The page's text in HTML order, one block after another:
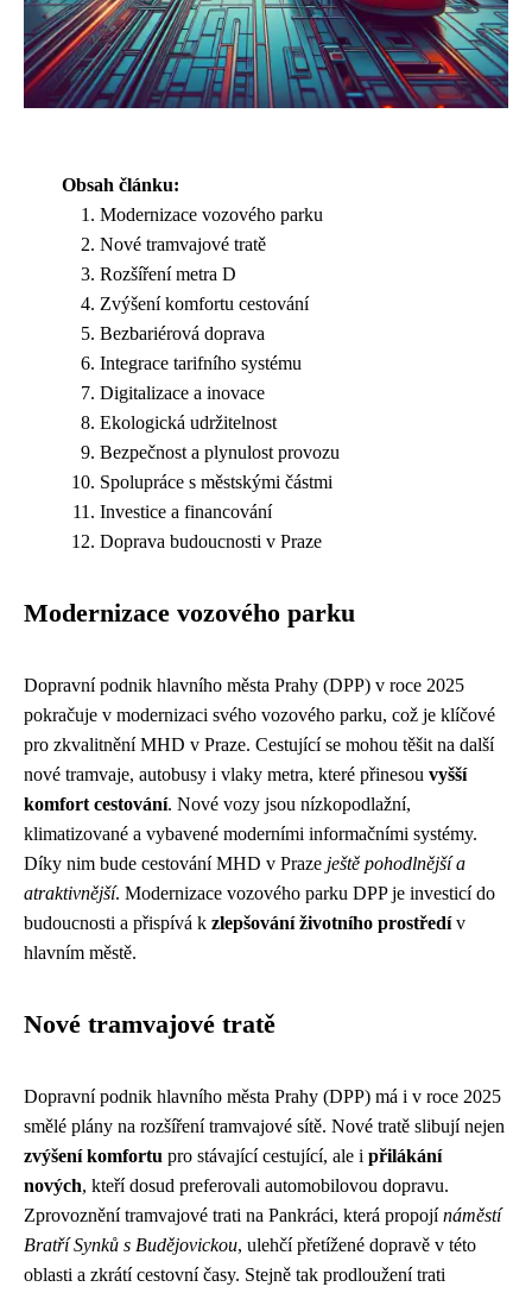
Obsah článku:
Modernizace vozového parku
Nové tramvajové tratě
Rozšíření metra D
Zvýšení komfortu cestování
Bezbariérová doprava
Integrace tarifního systému
Digitalizace a inovace
Ekologická udržitelnost
Bezpečnost a plynulost provozu
Spolupráce s městskými částmi
Investice a financování
Doprava budoucnosti v Praze
Modernizace vozového parku
Dopravní podnik hlavního města Prahy (DPP) v roce 2025
pokračuje v modernizaci svého vozového parku, což je klíčové
pro zkvalitnění MHD v Praze. Cestující se mohou těšit na další
nové tramvaje, autobusy i vlaky metra, které přinesou vyšší
komfort cestování. Nové vozy jsou nízkopodlažní,
klimatizované a vybavené moderními informačními systémy.
Díky nim bude cestování MHD v Praze ještě pohodlnější a
atraktivnější. Modernizace vozového parku DPP je investicí do
budoucnosti a přispívá k zlepšování životního prostředív
hlavním městě.
Nové tramvajové tratě
Dopravní podnik hlavního města Prahy (DPP) má i v roce 2025
smělé plány na rozšíření tramvajové sítě. Nové tratě slibují nejen
zvýšení komfortu pro stávající cestující, ale i přilákání
nových, kteří dosud preferovali automobilovou dopravu.
Zprovoznění tramvajové trati na Pankráci, která propojínáměstí
Bratří Synků s Budějovickou, ulehčí přetížené dopravě v této
oblasti a zkrátí cestovní časy. Stejně tak prodloužení trati